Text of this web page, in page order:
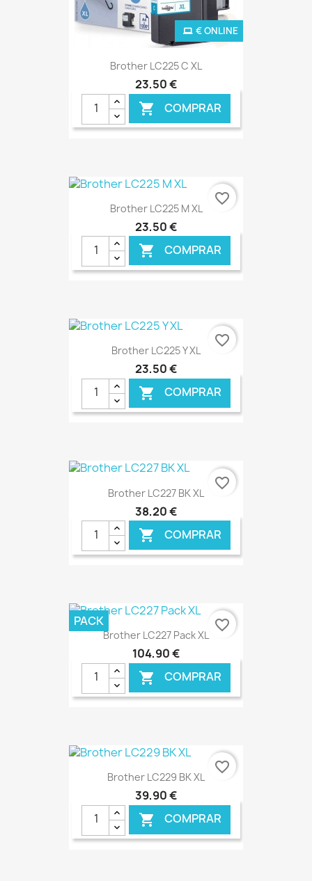
Brother LC225 C XL
23,50 €
 COMPRAR
€ ONLINE
Brother LC225 M XL
23,50 €
 COMPRAR
€ ONLINE
favorite_border
Brother LC225 Y XL
23,50 €
 COMPRAR
€ ONLINE
favorite_border
Brother LC227 BK XL
38,20 €
 COMPRAR
€ ONLINE
favorite_border
Brother LC227 Pack XL
104,90 €
 COMPRAR
€ ONLINE
PACK favorite_border
Brother LC229 BK XL
39,90 €
 COMPRAR
favorite_border